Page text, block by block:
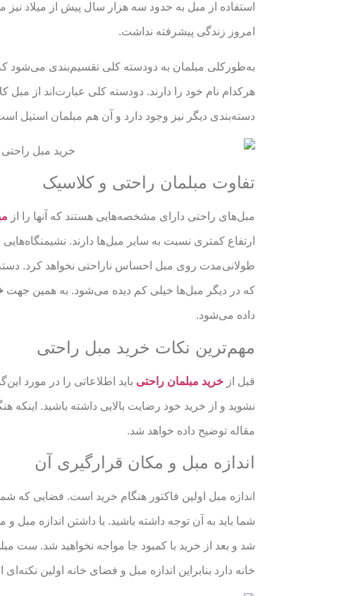
استفاده از مبل به حدود سه هزار سال پیش از میلاد
امروز زندگی پیشرفته نداشت.
به‌طورکلی مبلمان به دودسته کلی تقسیم‌بندی می‌شود
هرکدام نام خود را دارند. دودسته کلی عبارت‌اند از مبل
دسته‌بندی دیگر نیز وجود دارد و آن هم مبلمان استیل
تفاوت مبلمان راحتی و کلاسیک
مبل‌های راحتی دارای مشخصه‌هایی هستند که آنها را از
ارتفاع کمتری نسبت به سایر مبل‌ها دارند.
طولانی‌مدت روی مبل احساس ناراحتی نخواهد کرد.
که در دیگر مبل‌ها خیلی کم دیده می‌شود. به همین جهت
داده می‌شود.
مهم‌ترین نکات خرید مبل راحتی
قبل از خرید مبلمان راحتی باید اطلاعاتی را در مورد
نشوید و از خرید خود رضایت بالایی داشته باشید. اینکه
مقاله توضیح داده خواهد شد.
اندازه مبل و مکان قرارگیری آن
اندازه مبل اولین فاکتور هنگام خرید است. فضایی که
شما باید به آن توجه داشته باشید. با داشتن اندازه
شد و بعد از خرید با کمبود جا مواجه نخواهید شد. ست
خانه دارد بنابراین اندازه مبل و فضای خانه اولین